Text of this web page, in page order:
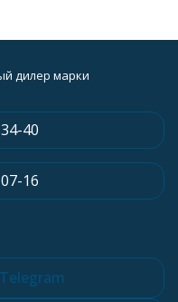
дилер марки
40
16